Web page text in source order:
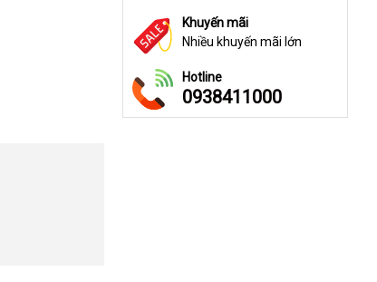
Khuyến mãi
Nhiều khuyến mãi lớn
Hotline
0938411000